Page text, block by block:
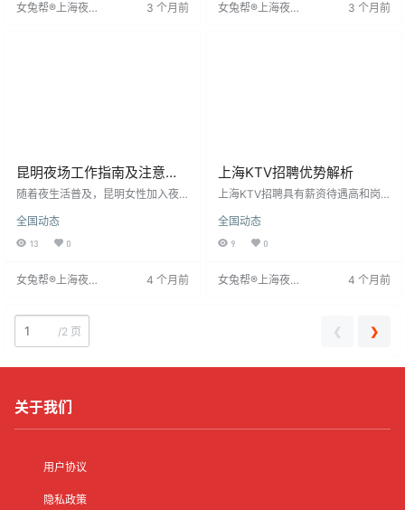
听、表达和情绪稳定四项核心能
女兔帮®上海夜场
3 个月前
夜场运营需要各类人才，从管理层
女兔帮®上海夜场
3 个月前
昆明夜场工作指南及注意事
项
随着夜生活普及，昆明女性加入夜
人冲突，提升妆容以吸引顾客。薪
资差异大，需尊重前辈，保持礼
全国动态
13 0
女兔帮®上海夜场
4 个月前
上海KTV招聘优势解析
上海KTV招聘具有薪资待遇高和岗
场所，其薪资相对可观，管理层薪
资最高，销售岗位设有提成。同
了入职门槛。这些特点为求职者提
全国动态
9 0
女兔帮®上海夜场
4 个月前
/2 页 ❮ ❯
关于我们
用户协议
隐私政策